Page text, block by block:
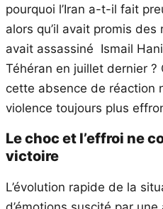
pourquoi l’Iran a-t-il fait
alors qu’il avait promis des
avait assassiné Ismail
Téhéran en juillet dernier
cette absence de réaction
violence toujours plus
Le choc et l’effroi ne
victoire
L’évolution rapide de la